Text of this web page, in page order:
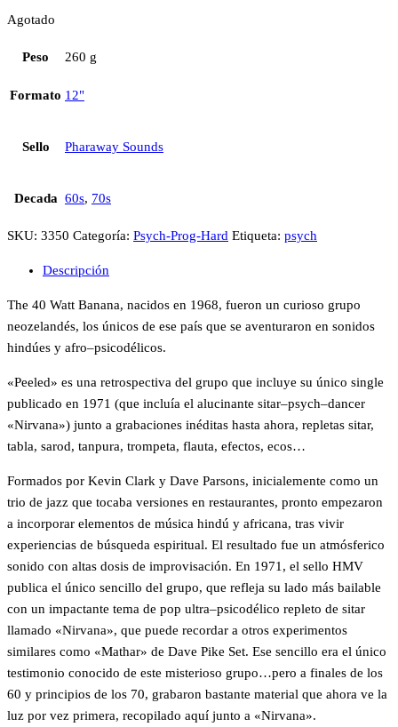
Agotado
Peso 260 g
Formato 12"
Sello Pharaway Sounds
Decada 60s, 70s
SKU: 3350 Categoría: Psych-Prog-Hard Etiqueta: psych
Descripción
The 40 Watt Banana, nacidos en 1968, fueron un curioso grupo
neozelandés, los únicos de ese país que se aventuraron en sonidos
hindúes y afro–psicodélicos.
«Peeled» es una retrospectiva del grupo que incluye su único single
publicado en 1971 (que incluía el alucinante sitar–psych–dancer
«Nirvana») junto a grabaciones inéditas hasta ahora, repletas sitar,
tabla, sarod, tanpura, trompeta, flauta, efectos, ecos…
Formados por Kevin Clark y Dave Parsons, inicialemente como un
trio de jazz que tocaba versiones en restaurantes, pronto empezaron
a incorporar elementos de música hindú y africana, tras vivir
experiencias de búsqueda espiritual. El resultado fue un atmósferico
sonido con altas dosis de improvisación. En 1971, el sello HMV
publica el único sencillo del grupo, que refleja su lado más bailable
con un impactante tema de pop ultra–psicodélico repleto de sitar
llamado «Nirvana», que puede recordar a otros experimentos
similares como «Mathar» de Dave Pike Set. Ese sencillo era el único
testimonio conocido de este misterioso grupo…pero a finales de los
60 y principios de los 70, grabaron bastante material que ahora ve la
luz por vez primera, recopilado aquí junto a «Nirvana».